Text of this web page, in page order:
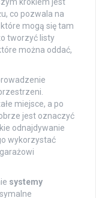
krokiem jest
co pozwala na
mogą się tam
tworzyć listy
można oddać,
miejsce, a po
jest oznaczyć
odnajdywanie
wykorzystać
systemy